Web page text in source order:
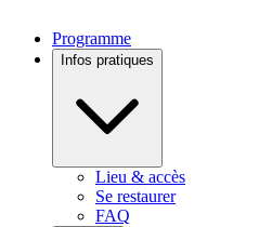
Programme
Infos pratiques
Lieu & accès
Se restaurer
FAQ